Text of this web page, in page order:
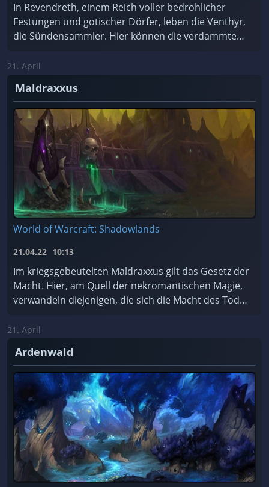
In Revendreth, einem Reich voller bedrohlicher
Festungen und gotischer Dörfer, leben die Venthyr,
die Sündensammler. Hier können die verdammten
...
21. April
Maldraxxus
World of Warcraft: Shadowlands
21.04.22 10:13
Im kriegsgebeutelten Maldraxxus gilt das Gesetz der
Macht. Hier, am Quell der nekromantischen Magie,
verwandeln diejenigen, die sich die Macht des Todes
21. April
Ardenwald